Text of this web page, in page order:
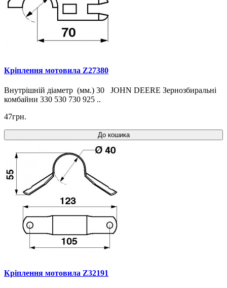
Кріплення мотовила Z27380
Внутрішній діаметр (мм.) 30 JOHN DEERE Зернозбиральні
комбайни 330 530 730 925 ..
47грн.
До кошика
Кріплення мотовила Z32191